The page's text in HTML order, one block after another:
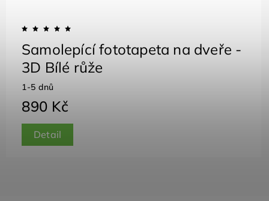
Samolepící fototapeta na dveře -
3D Bílé růže
1-5 dnů
890 Kč
Detail